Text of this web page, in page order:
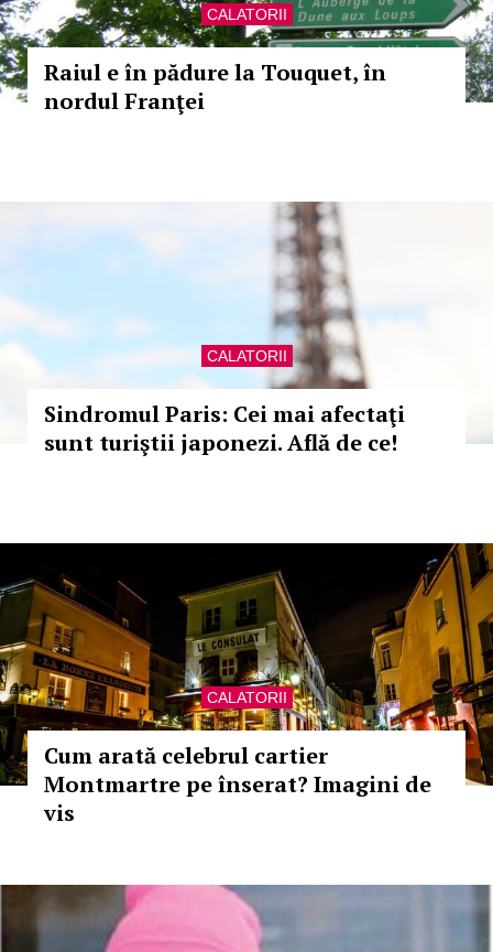
CALATORII
Raiul e în pădure la Touquet, în
nordul Franţei
CALATORII
Sindromul Paris: Cei mai afectaţi
sunt turiştii japonezi. Află de ce!
CALATORII
Cum arată celebrul cartier
Montmartre pe înserat? Imagini de
vis